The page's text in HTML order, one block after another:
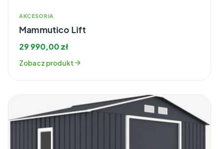
AKCESORIA
Mammutico Lift
29 990,00zł
Zobacz produkt